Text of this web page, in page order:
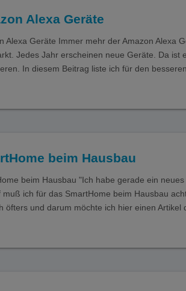
Alexa Geräte
Alexa Geräte Immer mehr der Amazon Alexa
Jedes Jahr erscheinen neue Geräte. Da ist
In diesem Beitrag liste ich für den
beim Hausbau
beim Hausbau "Ich habe gerade ein
muß ich für das SmartHome beim Hausbau
öfters und darum möchte ich hier einen